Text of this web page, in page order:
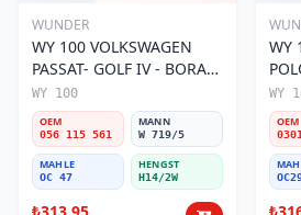
WUNDER
WY 100 VOLKSWAGEN
PASSAT- GOLF IV - BORA
056 115 561 Yağ Filtresi
WY 100
OEM
056 115 561
MANN
W 719/5
MAHLE
OC 47
HENGST
H14/2W
WY
WY
OEM